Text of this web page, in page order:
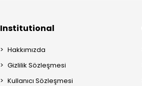
Institutional
Hakkımızda
Gizlilik Sözleşmesi
Kullanıcı Sözleşmesi